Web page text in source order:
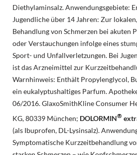
Diethylaminsalz. Anwendungsgebiete:
Jugendliche über 14 Jahren: Zur
Behandlung von Schmerzen bei akuten
oder Verstauchungen infolge eines
Sport- und Unfallverletzungen. Bei
ist das Arzneimittel zur
Warnhinweis: Enthält Propylenglycol,
ein eukalyptushaltiges Parfum.
06/2016. GlaxoSmithKline Consumer
KG, 80339 München; DOLORMIN®
(als Ibuprofen, DL-Lysinsalz).
Symptomatische Kurzzeitbehandlung